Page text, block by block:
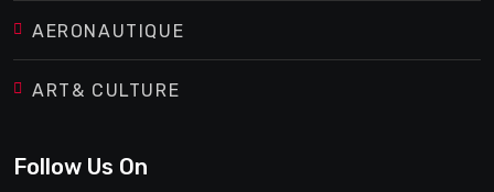
AERONAUTIQUE
ART& CULTURE
Follow Us On